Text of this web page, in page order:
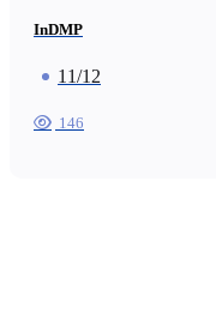
InDMP
11/12
146